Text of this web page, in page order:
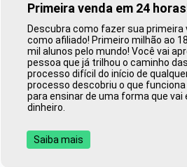
Primeira venda em 24
Descubra como fazer sua primeira
como afiliado! Primeiro milhão ao
mil alunos pelo mundo! Você vai
pessoa que já trilhou o caminho
processo difícil do início de
processo descobriu o que funciona
para ensinar de uma forma que vai
dinheiro.
Saiba mais